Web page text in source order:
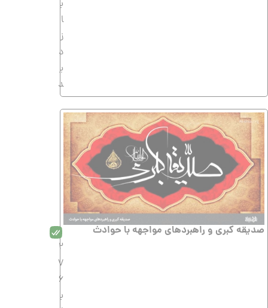
ب
ا
ز
د
ی
د
صدیقه کبرى و راهبردهاى مواجهه با حوادث
2
7
6
ب